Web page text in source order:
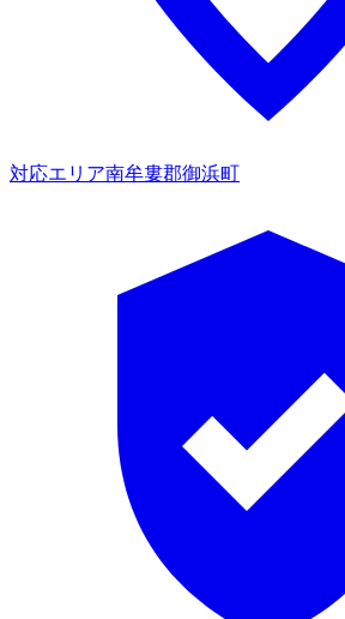
対応エリア南牟婁郡御浜町